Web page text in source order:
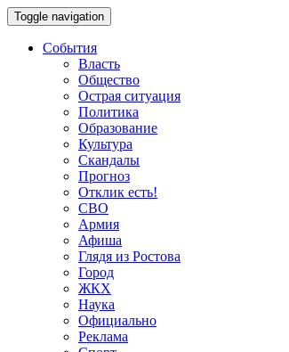
Toggle navigation
События
Власть
Общество
Острая ситуация
Политика
Образование
Культура
Скандалы
Прогноз
Отклик есть!
СВО
Армия
Афиша
Глядя из Ростова
Город
ЖКХ
Наука
Официально
Реклама